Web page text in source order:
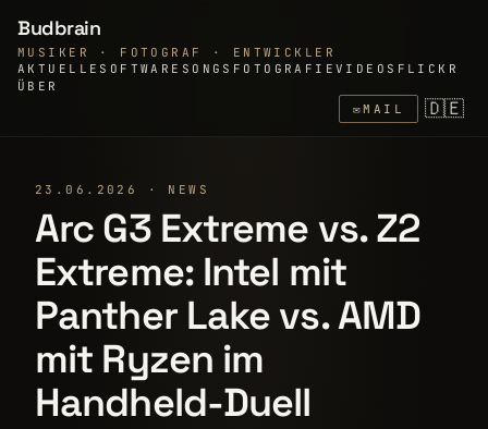
Budbrain
MUSIKER · FOTOGRAF · ENTWICKLER
AKTUELLE SOFTWARE SONGS FOTOGRAFIEVIDEOS FLICKR
ÜBER
✉MAIL 🇩🇪
23.06.2026 · NEWS
Arc G3 Extreme vs. Z2
Extreme: Intel mit
Panther Lake vs. AMD
mit Ryzen im
Handheld-Duell